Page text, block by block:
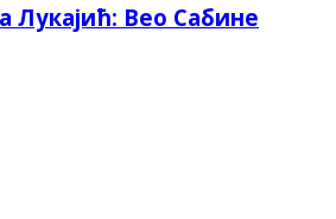
Лукајић: Вео Сабине